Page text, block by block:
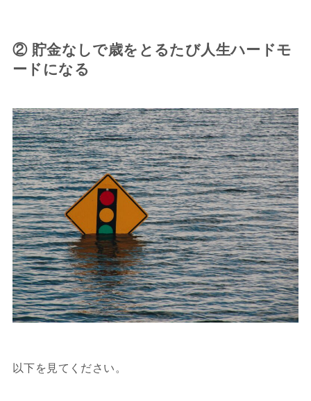
② 貯金なしで歳をとるたび人生ハードモ
ードになる
以下を見てください。